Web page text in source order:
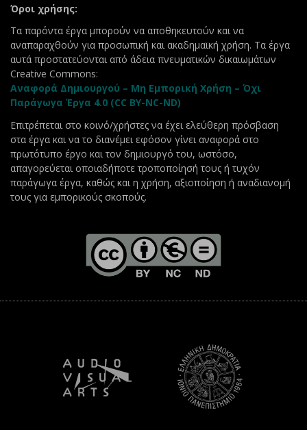
Όροι χρήσης:
Τα παρόντα έργα μπορούν να αποθηκευτούν και να
αναπαραχθούν για προσωπική και ακαδημαϊκή χρήση. Τα έργα
αυτά προστατεύονται από άδεια πνευματικών δικαιωμάτων
Creative Commons:
Αναφορά Δημιουργού – Μη Εμπορική Χρήση – Όχι
Παράγωγα Έργα 4.0 (CC BY-NC-ND)
Επιτρέπεται στο κοινό/χρήστες να έχει ελεύθερη πρόσβαση
στα έργα και να το διανέμει εφόσον γίνει αναφορά στο
πρωτότυπο έργο και τον δημιουργό του, ωστόσο,
απαγορεύεται οποιαδήποτε τροποποίησή τους ή τυχόν
παράγωγα έργα, καθώς και η χρήση, αξιοποίηση ή αναδιανομή
τους για εμπορικούς σκοπούς.